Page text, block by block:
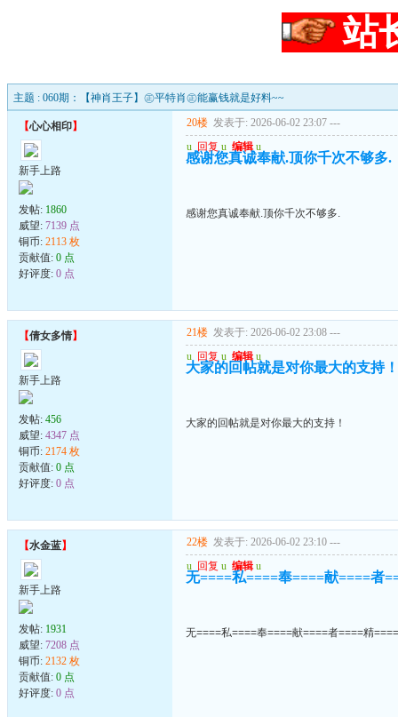
站
主题 : 060期：【神肖王子】㊣平特肖㊣能赢钱就是好料~~
【心心相印】
新手上路
发帖: 1860
威望: 7139 点
铜币: 2113 枚
贡献值: 0 点
好评度: 0 点
20楼 发表于: 2026-06-02 23:07 ---
u 回复 u 编辑 u
感谢您真诚奉献.顶你千次不够多.
感谢您真诚奉献.顶你千次不够多.
【倩女多情】
新手上路
发帖: 456
威望: 4347 点
铜币: 2174 枚
贡献值: 0 点
好评度: 0 点
21楼 发表于: 2026-06-02 23:08 ---
u 回复 u 编辑 u
大家的回帖就是对你最大的支持！
大家的回帖就是对你最大的支持！
【水金蓝】
新手上路
发帖: 1931
威望: 7208 点
铜币: 2132 枚
贡献值: 0 点
好评度: 0 点
22楼 发表于: 2026-06-02 23:10 ---
u 回复 u 编辑 u
无====私====奉====献====者
无====私====奉====献====者====精